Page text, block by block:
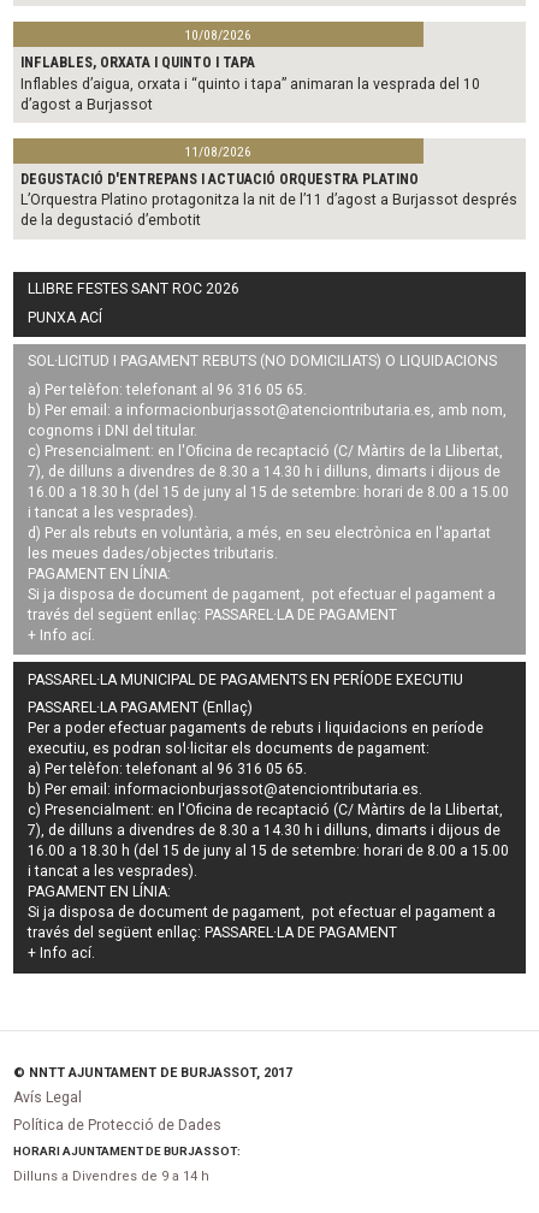
10/08/2026
INFLABLES, ORXATA I QUINTO I TAPA
Inflables d’aigua, orxata i “quinto i tapa” animaran la vesprada del 10
d’agost a Burjassot
11/08/2026
DEGUSTACIÓ D'ENTREPANS I ACTUACIÓ ORQUESTRA PLATINO
L’Orquestra Platino protagonitza la nit de l’11 d’agost a Burjassot després
de la degustació d’embotit
LLIBRE FESTES SANT ROC 2026
PUNXA ACÍ
SOL·LICITUD I PAGAMENT REBUTS (NO DOMICILIATS) O LIQUIDACIONS
a) Per telèfon: telefonant al 96 316 05 65.
b) Per email: a informacionburjassot@atenciontributaria.es, amb nom,
cognoms i DNI del titular.
c) Presencialment: en l'Oficina de recaptació (C/ Màrtirs de la Llibertat,
7), de dilluns a divendres de 8.30 a 14.30 h i dilluns, dimarts i dijous de
16.00 a 18.30 h (del 15 de juny al 15 de setembre: horari de 8.00 a 15.00
i tancat a les vesprades).
d) Per als rebuts en voluntària, a més, en seu electrònica en l'apartat
les meues dades/objectes tributaris.
PAGAMENT EN LÍNIA:
Si ja disposa de document de pagament, pot efectuar el pagament a
través del següent enllaç: PASSAREL·LA DE PAGAMENT
+ Info ací.
PASSAREL·LA MUNICIPAL DE PAGAMENTS EN PERÍODE EXECUTIU
PASSAREL·LA PAGAMENT (Enllaç)
Per a poder efectuar pagaments derebuts i liquidacions en període
executiu, es podran sol·licitar els documents de pagament:
a) Per telèfon: telefonant al 96 316 05 65.
b) Per email:informacionburjassot@atenciontributaria.es.
c) Presencialment: en l'Oficina de recaptació (C/ Màrtirs de la Llibertat,
7), de dilluns a divendres de 8.30 a 14.30 h i dilluns, dimarts i dijous de
16.00 a 18.30 h (del 15 de juny al 15 de setembre: horari de 8.00 a 15.00
i tancat a les vesprades).
PAGAMENT EN LÍNIA:
Si ja disposa de document de pagament, pot efectuar el pagament a
través del següent enllaç: PASSAREL·LA DE PAGAMENT
+ Info ací.
© NNTT AJUNTAMENT DE BURJASSOT, 2017
Avís Legal
Política de Protecció de Dades
HORARI AJUNTAMENT DE BURJASSOT:
Dilluns a Divendres de 9 a 14 h